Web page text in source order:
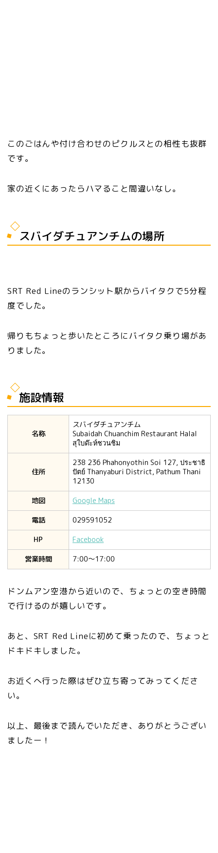
このごはんや付け合わせのピクルスとの相性も抜群
です。
家の近くにあったらハマること間違いなし。
スバイダチュアンチムの場所
SRT Red Lineのランシット駅からバイタクで5分程
度でした。
帰りもちょっと歩いたところにバイタク乗り場があ
りました。
施設情報
名称
スバイダチュアンチム
Subaidah Chuanchim Restaurant Halal
สุใบด๊ะห์ชวนชิม
住所
238 236 Phahonyothin Soi 127, ประชาธิ
ปัตย์ Thanyaburi District, Pathum Thani
12130
地図
Google Maps
電話
029591052
HP
Facebook
営業時間
7:00〜17:00
ドンムアン空港から近いので、ちょっとの空き時間
で行けるのが嬉しいです。
あと、SRT Red Lineに初めて乗ったので、ちょっと
ドキドキしました。
お近くへ行った際はぜひ立ち寄ってみってくださ
い。
以上、最後まで読んでいただき、ありがとうござい
ましたー！